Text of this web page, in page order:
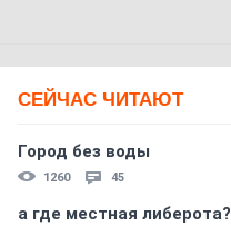
СЕЙЧАС ЧИТАЮТ
Город без воды
1260 45
а где местная либерота?